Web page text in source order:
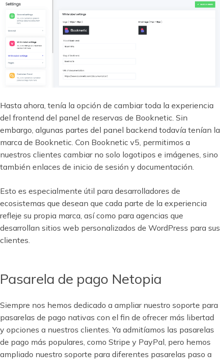
Hasta ahora, tenía la opción de cambiar toda la experiencia
del frontend del panel de reservas de Booknetic. Sin
embargo, algunas partes del panel backend todavía tenían la
marca de Booknetic. Con Booknetic v5, permitimos a
nuestros clientes cambiar no solo logotipos e imágenes, sino
también enlaces de inicio de sesión y documentación.
Esto es especialmente útil para desarrolladores de
ecosistemas que desean que cada parte de la experiencia
refleje su propia marca, así como para agencias que
desarrollan sitios web personalizados de WordPress para sus
clientes.
Pasarela de pago Netopia
Siempre nos hemos dedicado a ampliar nuestro soporte para
pasarelas de pago nativas con el fin de ofrecer más libertad
y opciones a nuestros clientes. Ya admitíamos las pasarelas
de pago más populares, como Stripe y PayPal, pero hemos
ampliado nuestro soporte para diferentes pasarelas paso a